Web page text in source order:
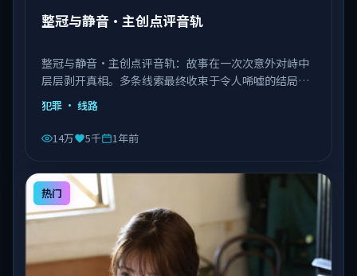
整冠与静音·主创点评音轨
整冠与静音·主创点评音轨：故事在一次次意外对峙中
层层剥开真相。多条线索最终收束于令人唏嘘的结局。
由陈凯歌执导，乔杉、沈腾、易烊千玺等主演，泰国出
品，类型为犯罪。
犯罪 · 线路
14万 5千 1年前
热门